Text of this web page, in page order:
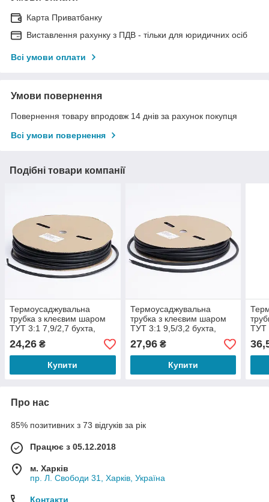
Карта Приватбанку
Виставлення рахунку з ПДВ - тільки для юридичних осіб
Всі умови оплати
Умови повернення
Повернення товару впродовж 14 днів за рахунок покупця
Всі умови повернення
Подібні товари компанії
Термоусаджувальна
трубка з клеєвим шаром
ТУТ 3:1 7,9/2,7 бухта,
чорний LEE
24,26 ₴
Купити
Термоусаджувальна
трубка з клеєвим шаром
ТУТ 3:1 9,5/3,2 бухта,
чорний LEE
27,96₴
Купити
ТУТ
Про нас
85% позитивних з 73 відгуків за рік
Працює з 05.12.2018
м. Харків
пр. Л. Свободи 31, Харків, Україна
Контакти